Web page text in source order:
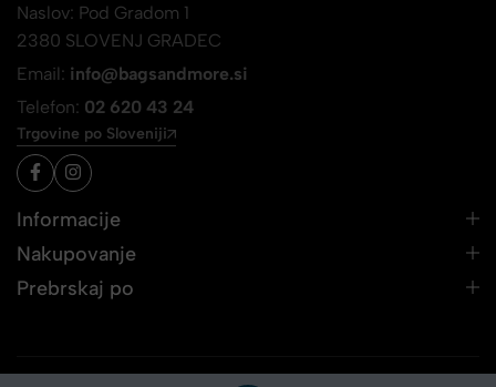
Naslov: Pod Gradom 1
2380 SLOVENJ GRADEC
Email: info@bagsandmore.si
Telefon: 02 620 43 24
Trgovine po Sloveniji
Informacije
Nakupovanje
Prebrskaj po